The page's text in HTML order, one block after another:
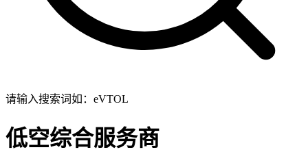
请输入搜索词如：eVTOL
低空综合服务商